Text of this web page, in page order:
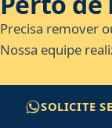
Precisa remover
Nossa equipe
SOLICITE